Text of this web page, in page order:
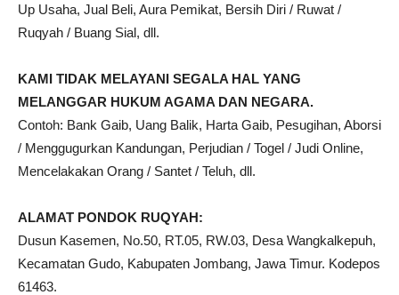
Up Usaha, Jual Beli, Aura Pemikat, Bersih Diri / Ruwat /
Ruqyah / Buang Sial, dll.
KAMI TIDAK MELAYANI SEGALA HAL YANG
MELANGGAR HUKUM AGAMA DAN NEGARA.
Contoh: Bank Gaib, Uang Balik, Harta Gaib, Pesugihan, Aborsi
/ Menggugurkan Kandungan, Perjudian / Togel / Judi Online,
Mencelakakan Orang / Santet / Teluh, dll.
ALAMAT PONDOK RUQYAH:
Dusun Kasemen, No.50, RT.05, RW.03, Desa Wangkalkepuh,
Kecamatan Gudo, Kabupaten Jombang, Jawa Timur. Kodepos
61463.